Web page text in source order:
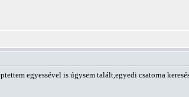
egyessével is úgysem talált,egyedi csatorna